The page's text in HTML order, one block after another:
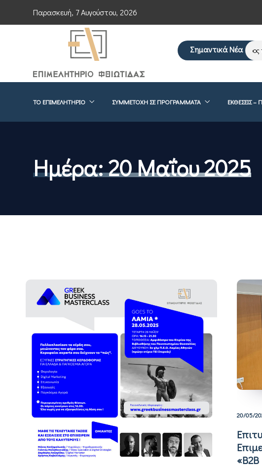
Παρασκευή, 7 Αυγούστου, 2026
Σημαντικά Νέα
Επείγουσα ενημέρωση προς
ΤΟ ΕΠΙΜΕΛΗΤΉΡΙΟ ΣΥΜΜΕΤΟΧΉ ΣΕ ΠΡΟΓΡΆΜΜΑΤΑ ΕΚΘΕΣΕΙΣ –
Ημέρα:20 Μαΐου 2025
20/05/
«Β2Β